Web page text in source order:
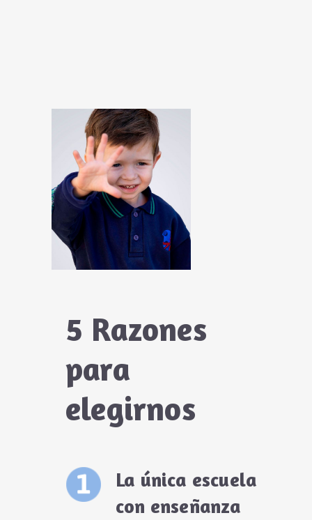
5 Razones
para
elegirnos
La única escuela
con enseñanza